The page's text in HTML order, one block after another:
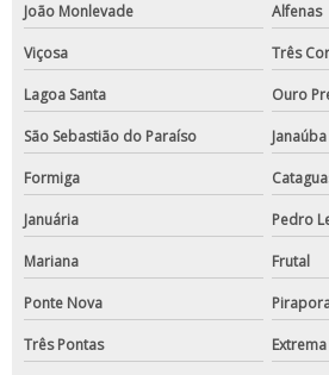
João Monlevade Alfenas
Viçosa Três
Lagoa Santa Ouro
São Sebastião do Paraíso Janaúba
Formiga
Januária Pedro
Mariana Frutal
Ponte Nova
Três Pontas Extrema